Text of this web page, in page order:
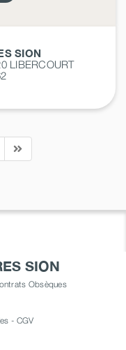
SION
LIBERCOURT
SION
Obsèques
- CGV